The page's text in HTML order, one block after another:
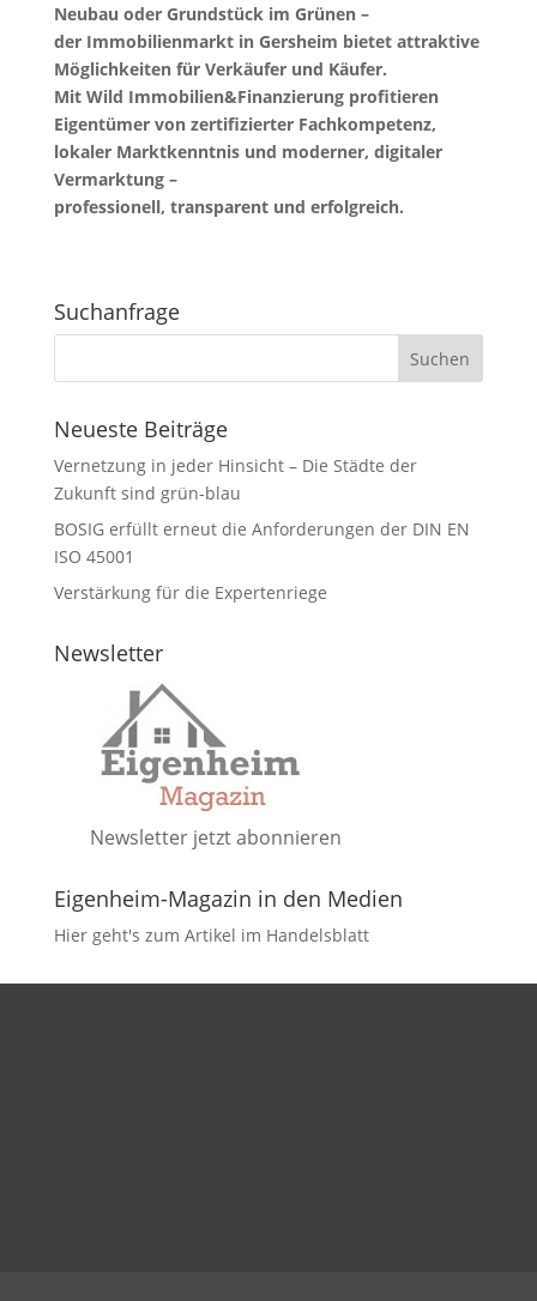
Neubau oder Grundstück im Grünen –
der Immobilienmarkt in Gersheim bietet attraktive
Möglichkeiten für Verkäufer und Käufer.
Mit Wild Immobilien&Finanzierung profitieren
Eigentümer von zertifizierter Fachkompetenz,
lokaler Marktkenntnis und moderner, digitaler
Vermarktung –
professionell, transparent und erfolgreich.
Suchanfrage
Neueste Beiträge
Vernetzung in jeder Hinsicht – Die Städte der
Zukunft sind grün-blau
BOSIG erfüllt erneut die Anforderungen der DIN EN
ISO 45001
Verstärkung für die Expertenriege
Newsletter
Newsletter jetzt abonnieren
Eigenheim-Magazin in den Medien
Hier geht's zum Artikel im Handelsblatt
DATENSCHUTZ